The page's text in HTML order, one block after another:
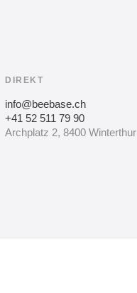
DIREKT
info@beebase.ch
+41 52 511 79 90
Archplatz 2, 8400 Winterthur